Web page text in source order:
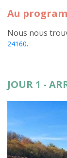
Au
Nous nous
24160.
JOUR 1 -